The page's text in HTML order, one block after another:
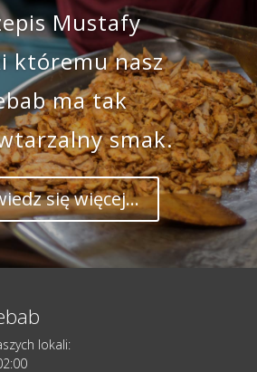
Mustafy
któremu nasz
ma tak
smak.
się więcej...
lokali: